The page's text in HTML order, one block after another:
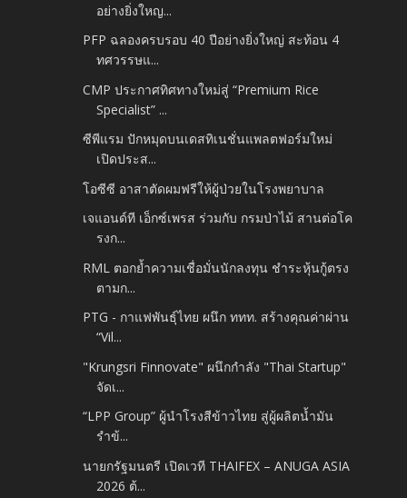
อย่างยิ่งใหญ...
PFP ฉลองครบรอบ 40 ปีอย่างยิ่งใหญ่ สะท้อน 4
ทศวรรษแ...
CMP ประกาศทิศทางใหม่สู่ “Premium Rice
Specialist” ...
ซีพีแรม ปักหมุดบนเดสทิเนชั่นแพลตฟอร์มใหม่
เปิดประส...
โอซีซี อาสาตัดผมฟรีให้ผู้ป่วยในโรงพยาบาล
เจแอนด์ที เอ็กซ์เพรส ร่วมกับ กรมป่าไม้ สานต่อโค
รงก...
RML ตอกย้ำความเชื่อมั่นนักลงทุน ชำระหุ้นกู้ตรง
ตามก...
PTG - กาแฟพันธุ์ไทย ผนึก ททท. สร้างคุณค่าผ่าน
“Vil...
"Krungsri Finnovate" ผนึกกำลัง "Thai Startup"
จัดเ...
“LPP Group” ผู้นำโรงสีข้าวไทย สู่ผู้ผลิตน้ำมัน
รำข้...
นายกรัฐมนตรี เปิดเวที THAIFEX – ANUGA ASIA
2026 ต้...